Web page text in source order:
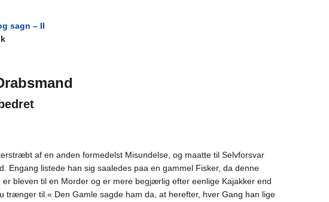
sagn – II
af en anden formedelst Misundelse, og maatte til Selvforsvar
listede han sig saaledes paa en gammel Fisker, da denne
bleven til en Morder og er mere begjærlig efter eenlige Kajakker end
til.« Den Gamle sagde ham da, at herefter, hver Gang han lige